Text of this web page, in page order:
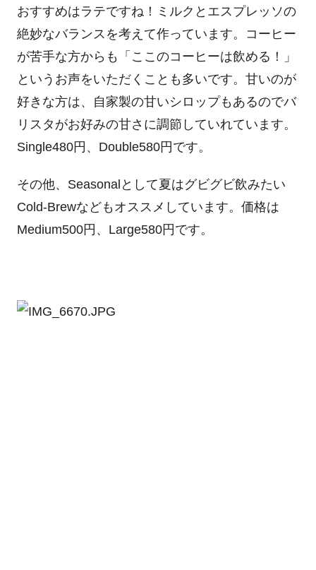
おすすめはラテですね！ミルクとエスプレッソの
絶妙なバランスを考えて作っています。コーヒー
が苦手な方からも「ここのコーヒーは飲める！」
というお声をいただくことも多いです。甘いのが
好きな方は、自家製の甘いシロップもあるのでバ
リスタがお好みの甘さに調節していれています。
Single480円、Double580円です。
その他、Seasonalとして夏はグビグビ飲みたい
Cold-Brewなどもオススメしています。価格は
Medium500円、Large580円です。